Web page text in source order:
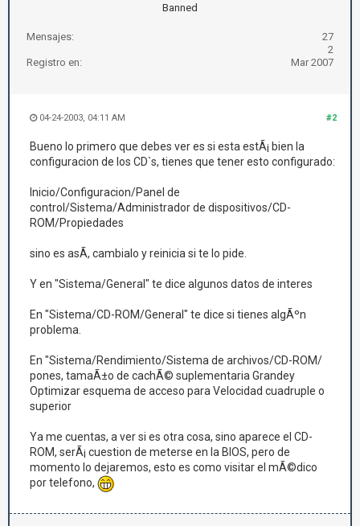
Banned
Mensajes:
27
2
Registro en:
Mar 2007
#2
04-24-2003, 04:11 AM
Bueno lo primero que debes ver es si esta estÃ¡ bien la
configuracion de los CD`s, tienes que tener esto configurado:
Inicio/Configuracion/Panel de
control/Sistema/Administrador de dispositivos/CD-
ROM/Propiedades
sino es asÃ­, cambialo y reinicia si te lo pide.
Y en "Sistema/General" te dice algunos datos de interes
En "Sistema/CD-ROM/General" te dice si tienes algÃºn
problema.
En "Sistema/Rendimiento/Sistema de archivos/CD-ROM/
pones, tamaÃ±o de cachÃ© suplementaria Grandey
Optimizar esquema de acceso para Velocidad cuadruple o
superior
Ya me cuentas, a ver si es otra cosa, sino aparece el CD-
ROM, serÃ¡ cuestion de meterse en la BIOS, pero de
momento lo dejaremos, esto es como visitar el mÃ©dico
por telefono,